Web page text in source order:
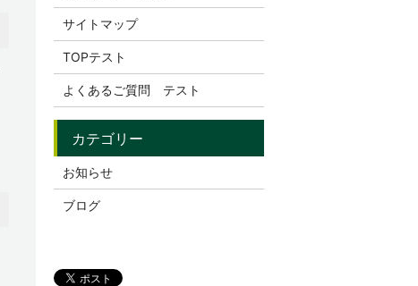
サイトマップ
TOPテスト
よくあるご質問 テスト
お知らせ
ブログ